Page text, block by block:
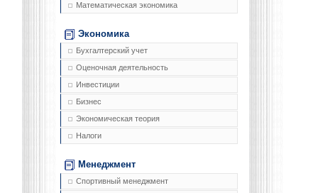
Математическая экономика
Экономика
Бухгалтерский учет
Оценочная деятельность
Инвестиции
Бизнес
Экономическая теория
Налоги
Менеджмент
Спортивный менеджмент